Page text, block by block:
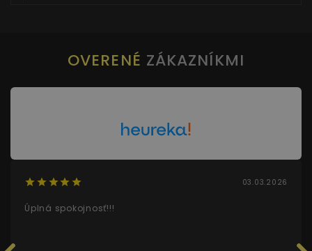
OVERENÉ ZÁKAZNÍKMI
03.03.2026
Úplná spokojnosť!!!